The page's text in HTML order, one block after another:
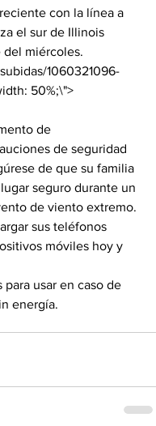
con la línea a
el sur de Illinois
del miércoles.
1060321096-
de
de seguridad
de que su familia
seguro durante un
de viento extremo.
sus teléfonos
móviles hoy y
usar en caso de
energía.